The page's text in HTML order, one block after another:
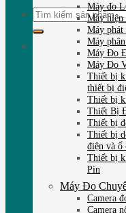
Tìm
kiếm:
Máy đo
Máy hiện
Máy phát
Máy
Máy Đo
Máy Đo
Thiết bị
thiết bị
Thiết bị
Thiết Bị
Thiết bị
Thiết bị
điện và ổ
Thiết bị
Pin
Máy Đo
Camera
Camera